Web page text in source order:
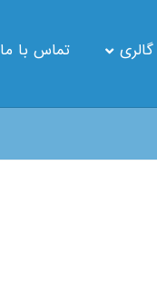
گالری تماس با ما